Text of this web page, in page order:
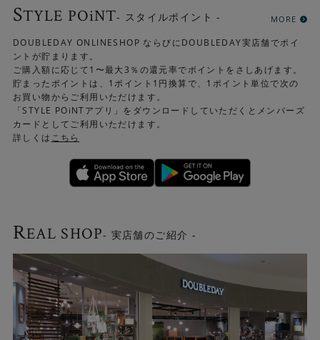
STYLE POiNT- スタイルポイント - MORE
DOUBLEDAY ONLINESHOP ならびにDOUBLEDAY実店舗でポイ
ントが貯まります。
ご購入額に応じて1〜最大3％の還元率でポイントをさしあげます。
貯まったポイントは、1ポイント1円換算で、1ポイント単位で次の
お買い物からご利用いただけます。
「STYLE POiNTアプリ」をダウンロードしていただくとメンバーズ
カードとしてご利用いただけます。
詳しくは こちら
REAL SHOP- 実店舗のご紹介 -